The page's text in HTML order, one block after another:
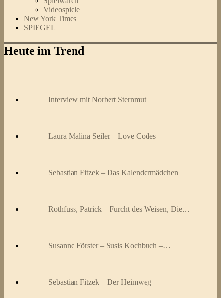
Videospiele
New York Times
SPIEGEL
Heute im Trend
Interview mit Norbert Sternmut
Laura Malina Seiler – Love Codes
Sebastian Fitzek – Das Kalendermädchen
Rothfuss, Patrick – Furcht des Weisen, Die…
Susanne Förster – Susis Kochbuch –…
Sebastian Fitzek – Der Heimweg